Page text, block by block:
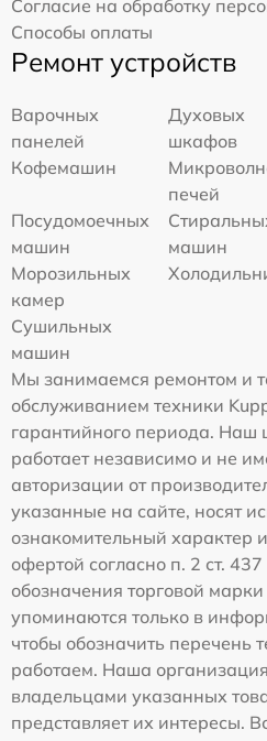
Согласие на обработку
Способы оплаты
Ремонт устройств
Варочных
панелей
Духовых
шкафов
Кофемашин
печей
Посудомоечных
машин
машин
Морозильных
камер
Сушильных
машин
Мы занимаемся ремонтом и
обслуживанием техники
гарантийного периода. Наш
работает независимо и не
авторизации от
указанные на сайте, носят
ознакомительный характер
офертой согласно п. 2 ст.
обозначения торговой
упоминаются только в
чтобы обозначить перечень
работаем. Наша
владельцами указанных
представляет их интересы.